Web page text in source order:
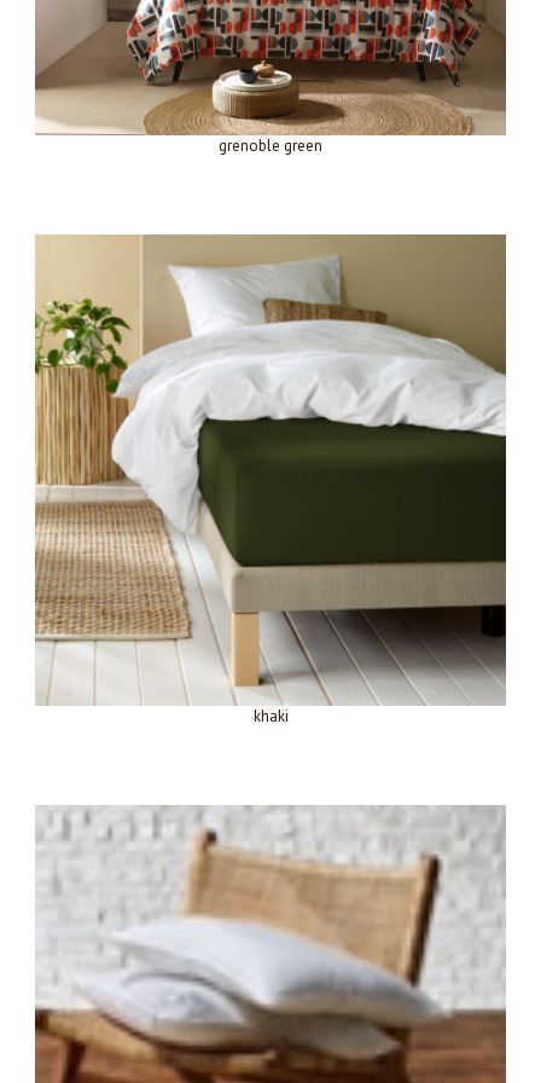
grenoble green
khaki